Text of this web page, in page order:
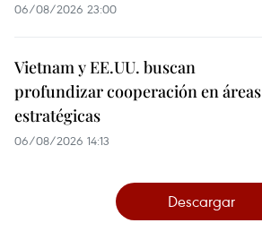
06/08/2026 23:00
Vietnam y EE.UU. buscan
profundizar cooperación en áreas
estratégicas
06/08/2026 14:13
Descargar